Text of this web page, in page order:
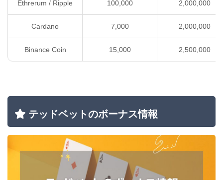
Ethrerum / Ripple 100,000 2,000,000
Cardano 7,000 2,000,000
Binance Coin 15,000 2,500,000
テッドベットのボーナス情報